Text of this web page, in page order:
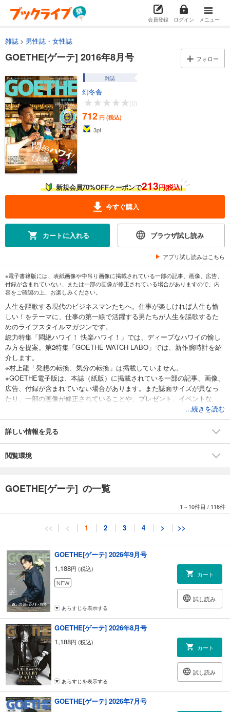
会員登録 ログイン メニュー
雑誌 男性誌・女性誌
GOETHE[ゲーテ] 2016年8月号 フォロー
雑誌
幻冬舎
-
(0)
712 円 (税込)
3pt
新規会員70%OFFクーポンで213円(税込)
今すぐ購入
カートに入れる ブラウザ試し読み
アプリ試し読みはこちら
※電子書籍版には、表紙画像や中吊り画像に掲載されている一部の記事、画像、広告、
付録が含まれていない、または一部の画像が修正されている場合がありますので、内
容をご確認の上、お楽しみください。
人生を謳歌する現代のビジネスマンたちへ。仕事が楽しければ人生も愉
しい！をテーマに、仕事の第一線で活躍する男たちが人生を謳歌するた
めのライフスタイルマガジンです。
総力特集「悶絶ハワイ！ 快楽ハワイ！」では、ディープなハワイの愉し
み方を提案。第2特集「GOETHE WATCH LABO」では、新作腕時計を紹
介します。
※村上龍「発想の転換、気分の転換」は掲載していません。
※GOETHE電子版は、本誌（紙版）に掲載されている一部の記事、画像、
広告、付録が含まれていない場合があります。また誌面サイズが異なっ
たり、一部の画像が修正されていることや、プレゼント、イベントな
...続きを読む
詳しい情報を見る
閲覧環境
GOETHE[ゲーテ] の一覧
1～10件目 / 116件
<< < 1 2 3 4 > >>
GOETHE[ゲーテ] 2026年9月号
1,188円 (税込)
NEW
カート
試し読み
あらすじを表示する
GOETHE[ゲーテ] 2026年8月号
1,188円 (税込)
カート
試し読み
あらすじを表示する
GOETHE[ゲーテ] 2026年7月号